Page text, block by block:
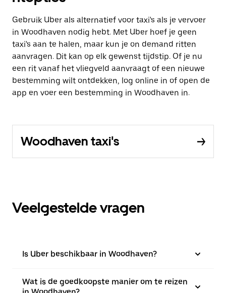
Gebruik Uber als alternatief voor taxi's als je vervoer
in Woodhaven nodig hebt. Met Uber hoef je geen
taxi's aan te halen, maar kun je on demand ritten
aanvragen. Dit kan op elk gewenst tijdstip. Of je nu
een rit vanaf het vliegveld aanvraagt of een nieuwe
bestemming wilt ontdekken, log online in of open de
app en voer een bestemming in Woodhaven in.
Woodhaven taxi's
Veelgestelde vragen
Is Uber beschikbaar in Woodhaven?
Wat is de goedkoopste manier om te reizen